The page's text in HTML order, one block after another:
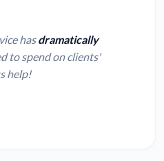
hasdramatically
to spend on clients'
help!